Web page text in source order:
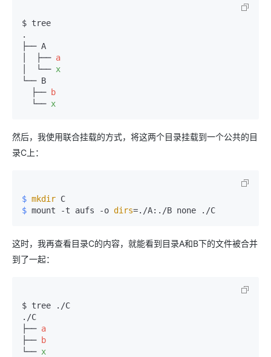
$ tree
.
├── A
│  ├── a
│  └── x
└── B
  ├──
b
  └──
x
然后，我使用联合挂载的方式，将这两个目录挂载到一个公共的目
录C上：
$ mkdir C
$ mount -t aufs -o dirs=./A:./B none ./C
这时，我再查看目录C的内容，就能看到目录A和B下的文件被合并
到了一起：
$ tree ./C
./C
├── a
├── b
└── x